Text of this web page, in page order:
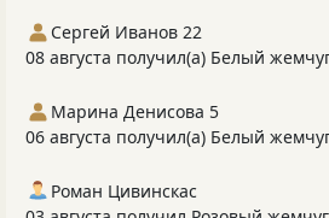
Сергей Иванов 22
08 августа получил(а) Белый
Марина Денисова 5
06 августа получил(а) Белый
Роман Цивинскас